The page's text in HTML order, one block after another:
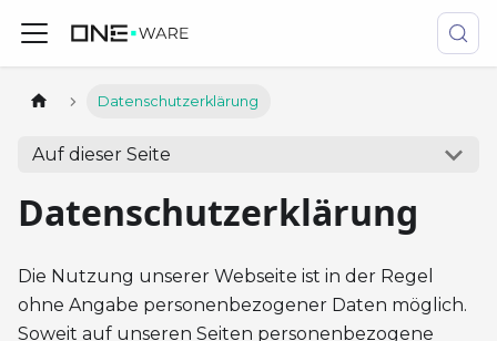
Datenschutzerklärung
Auf dieser Seite
Datenschutzerklärung
Die Nutzung unserer Webseite ist in der Regel
ohne Angabe personenbezogener Daten möglich.
Soweit auf unseren Seiten personenbezogene